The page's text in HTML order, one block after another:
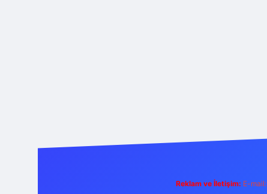
Reklam ve İletişim: E-mail: